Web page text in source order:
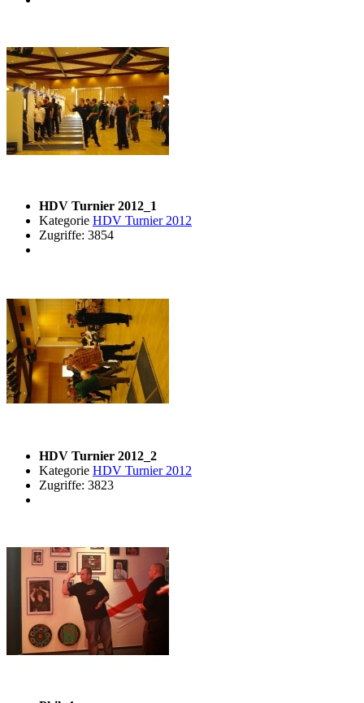
HDV Turnier 2012_1
Kategorie HDV Turnier 2012
Zugriffe: 3854
HDV Turnier 2012_2
Kategorie HDV Turnier 2012
Zugriffe: 3823